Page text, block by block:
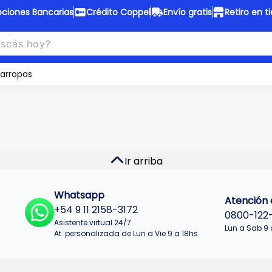
Bancarias Crédito Coppel Envío gratis Retiro en
Coppel
fijas en ropa y 12 en
Envío gratis
Ir arriba
Whatsapp
+54 9 11 2158-3172
Asistente virtual 24/7
At. personalizada de Lun a Vie 9 a 18hs
Atención
0800-
Lun a Sab 9